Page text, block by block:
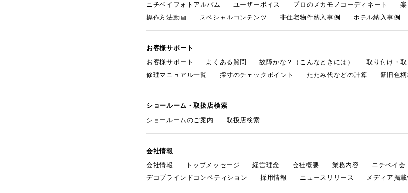
ニチベイフォトアルバム
ユーザーボイス プロのメカモノコーディネート
操作方法動画
スペシャルコンテンツ 非住宅物件納入事例 ホテル納入事例
お客様サポート
お客様サポート
よくある質問 故障かな？（こんなときには） 取り付け・
修理マニュアル一覧
採寸のチェックポイント たたみ代などの計算 新旧色
ショールーム・取扱店検索
ショールームのご案内
取扱店検索
会社情報
会社情報
トップメッセージ 経営理念 会社概要 業務内容 ニチベイ会
デコブラインドコンペティション
採用情報 ニュースリリース メディア掲載